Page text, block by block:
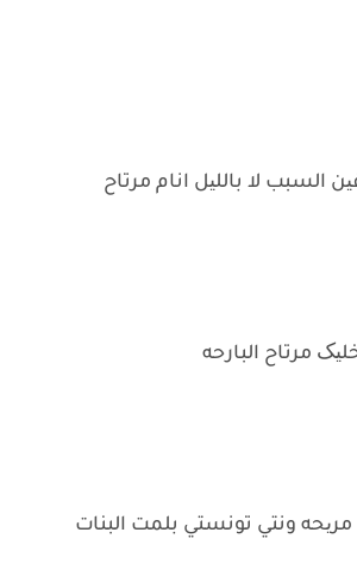
السبب لا باللیل انام مرتاح
مرتاح البارحه
ونتي تونستي بلمت البنات